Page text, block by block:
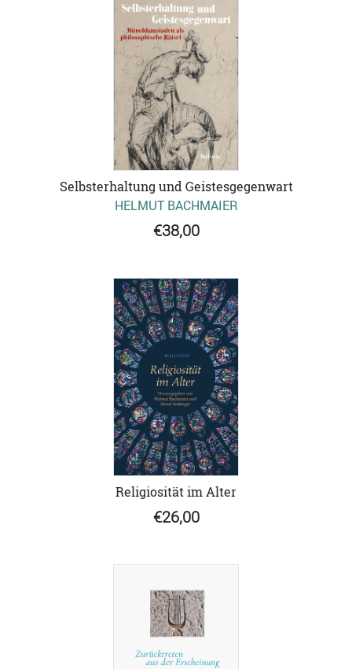
Selbsterhaltung und Geistesgegenwart
HELMUT BACHMAIER
€38,00
Religiosität im Alter
€26,00